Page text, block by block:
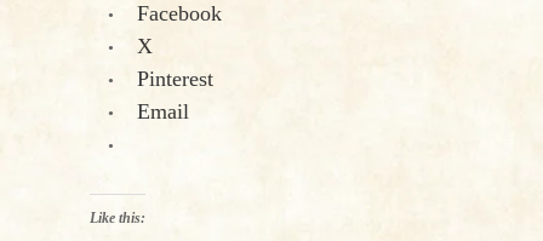
Facebook
X
Pinterest
Email
Like this: